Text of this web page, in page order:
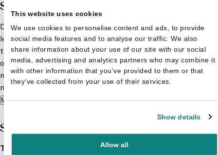
This website uses cookies
We use cookies to personalise content and ads, to provide
social media features and to analyse our traffic. We also
share information about your use of our site with our social
media, advertising and analytics partners who may combine it
with other information that you’ve provided to them or that
they’ve collected from your use of their services.
Show details
Allow all
Samenvatting
Deze Bumba beloningsposter met motivatiestickers is een
leuke manier om je peuter of kleuter te motiveren om door
te slapen, het bordje leeg te eten, alles flink op te ruimen
of op het potje te gaan. In dit boek zitten nog extra
motivatiestickers om ook je eigen beloningssysteem te
maken! Veel succes en alvast een dikke bravo van Bumba!
Meer lezen
Specificaties
Taal